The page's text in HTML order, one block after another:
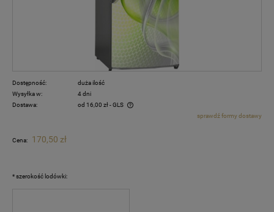
Dostępność:
duża ilość
Wysyłka w:
4 dni
Dostawa:
od 16,00 zł- GLS
Cena nie zawiera ewentualnych kosztów płatnościsprawdź formy dostawy
Cena: 170,50 zł
*szerokość lodówki: